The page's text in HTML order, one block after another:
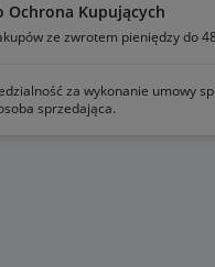
Ochrona Kupujących
ze zwrotem pieniędzy do
za wykonanie umowy
sprzedająca.